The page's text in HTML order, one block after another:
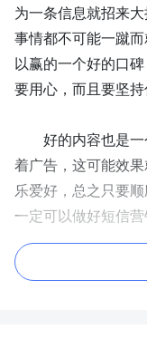
为一条信息就招来
事情都不可能一蹴
以赢的一个好的口
要用心，而且要坚持
好的内容也是
着广告，这可能效
乐爱好，总之只要
一定可以做好短信营